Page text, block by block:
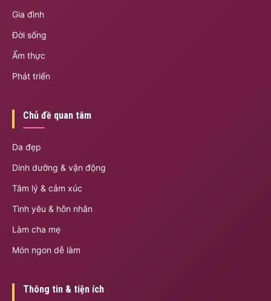
Gia đình
Đời sống
Ẩm thực
Phát triển
Chủ đề quan tâm
Da đẹp
Dinh dưỡng & vận động
Tâm lý & cảm xúc
Tình yêu & hôn nhân
Làm cha mẹ
Món ngon dễ làm
Thông tin & tiện ích